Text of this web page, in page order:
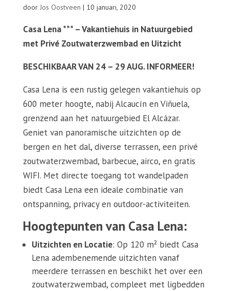
door Jos Oostveen | 10 januari, 2020
Casa Lena *** – Vakantiehuis in Natuurgebied
met Privé Zoutwaterzwembad en Uitzicht
BESCHIKBAAR VAN 24 – 29 AUG. INFORMEER!
Casa Lena is een rustig gelegen vakantiehuis op
600 meter hoogte, nabij Alcaucín en Viñuela,
grenzend aan het natuurgebied El Alcázar.
Geniet van panoramische uitzichten op de
bergen en het dal, diverse terrassen, een privé
zoutwaterzwembad, barbecue, airco, en gratis
WIFI. Met directe toegang tot wandelpaden
biedt Casa Lena een ideale combinatie van
ontspanning, privacy en outdoor-activiteiten.
Hoogtepunten van Casa Lena:
Uitzichten en Locatie: Op 120 m² biedt Casa
Lena adembenemende uitzichten vanaf
meerdere terrassen en beschikt het over een
zoutwaterzwembad, compleet met ligbedden